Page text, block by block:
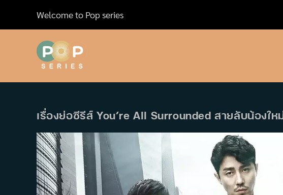
content
Welcome to Pop series
เรื่องย่อซีรีส์ You’re All Surrounded สายลับน้องใ